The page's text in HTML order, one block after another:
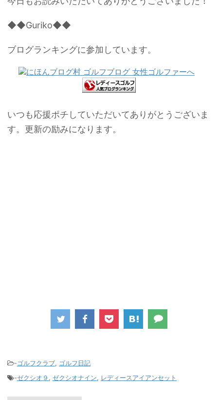
◆◆Guriko◆◆
ブログランキングに参加しています。
いつも応援ポチしていただいてありがとうございま
す。更新の励みになります。
-ゴルフクラブ, ゴルフ日記
-ゼクシオ９ , ゼクシオナイン, レディースアイアンセット